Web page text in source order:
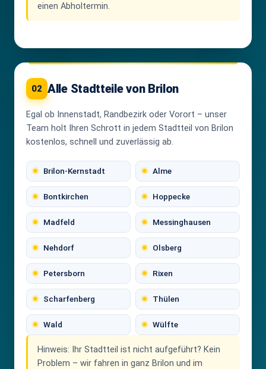
einen Abholtermin.
02 Alle Stadtteile von Brilon
Egal ob Innenstadt, Randbezirk oder Vorort – unser
Team holt Ihren Schrott in jedem Stadtteil von Brilon
kostenlos, schnell und zuverlässig ab.
Brilon-Kernstadt Alme
Bontkirchen Hoppecke
Madfeld Messinghausen
Nehdorf Olsberg
Petersborn Rixen
Scharfenberg Thülen
Wald Wülfte
Hinweis: Ihr Stadtteil ist nicht aufgeführt? Kein
Problem – wir fahren in ganz Brilon und im